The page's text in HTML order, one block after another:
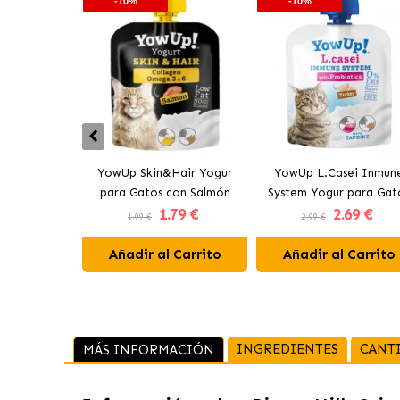
YowUp Skin&Hair Yogur
para Gatos con Salmón
1.99 € 1.79 €
Añadir al Carrito
YowUp L.Casei
System Yogur para
con Pavo
2.99 € 2.69 €
Añadir al Carrito
MÁS INFORMACIÓN INGREDIENTES